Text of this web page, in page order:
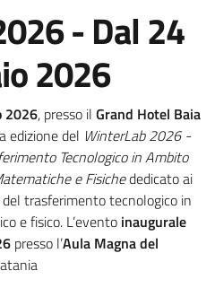
- Dal 24
2026
2026, presso il Grand Hotel Baia
edizione del WinterLab 2026 -
Tecnologico in Ambito
e Fisichededicato ai
trasferimento tecnologico in
e fisico. L’evento inaugurale
presso l’Aula Magna del